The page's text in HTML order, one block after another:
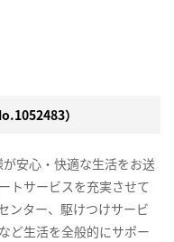
）
安心・快適な生活をお送
トサービスを充実させて
ンター、駆けつけサービ
ど生活を全般的にサポー